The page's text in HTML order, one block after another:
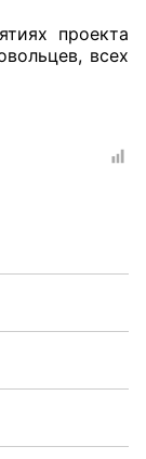
проекта
всех